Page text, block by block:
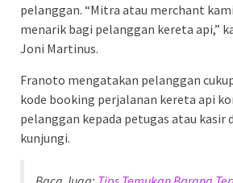
pelanggan. “Mitra atau merchant
menarik bagi pelanggan kereta api,”
Joni Martinus.
Franoto mengatakan pelanggan
kode booking perjalanan kereta api
pelanggan kepada petugas atau
kunjungi.